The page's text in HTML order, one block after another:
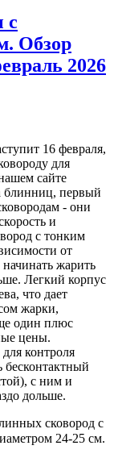
с
Обзор
2026
16 февраля,
для
сайте
блинниц, первый
- они
и
с тонким
от
жарить
Легкий корпус
что дает
жарки,
один плюс
цены.
контроля
бесконтактный
с ним и
дольше.
сковород с
24-25 см.